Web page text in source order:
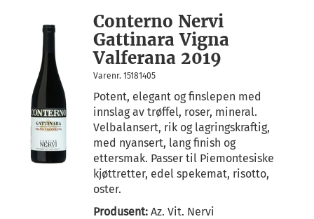
Conterno Nervi
Gattinara Vigna
Valferana 2019
Varenr. 15181405
Potent, elegant og finslepen med
innslag av trøffel, roser, mineral.
Velbalansert, rik og lagringskraftig,
med nyansert, lang finish og
ettersmak. Passer til Piemontesiske
kjøttretter, edel spekemat, risotto,
oster.
Produsent: Az. Vit. Nervi